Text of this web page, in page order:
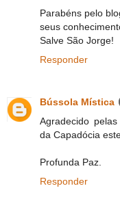
Parabéns pelo
seus
Salve São Jorge!
Responder
Bússola Mística
Agradecido
da Capadócia
Profunda Paz.
Responder